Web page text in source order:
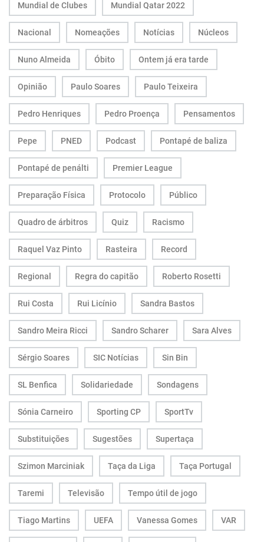
Mundial de Clubes Mundial Qatar 2022
Nacional Nomeações Notícias Núcleos
Nuno Almeida Óbito Ontem já era tarde
Opinião Paulo Soares Paulo Teixeira
Pedro Henriques Pedro Proença Pensamentos
Pepe PNED Podcast Pontapé de baliza
Pontapé de penálti Premier League
Preparação Física Protocolo Público
Quadro de árbitros Quiz Racismo
Raquel Vaz Pinto Rasteira Record
Regional Regra do capitão Roberto Rosetti
Rui Costa Rui Licínio Sandra Bastos
Sandro Meira Ricci Sandro Scharer Sara Alves
Sérgio Soares SIC Notícias Sin Bin
SL Benfica Solidariedade Sondagens
Sónia Carneiro Sporting CP SportTv
Substituições Sugestões Supertaça
Szimon Marciniak Taça da Liga Taça Portugal
Taremi Televisão Tempo útil de jogo
Tiago Martins UEFA Vanessa Gomes VAR